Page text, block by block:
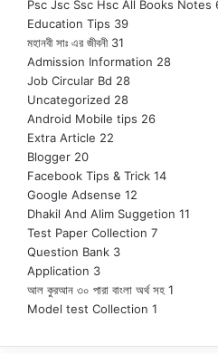
Psc Jsc Ssc Hsc All Books Notes
Education Tips 39
মহানবীসাঃ এর জীবনী 31
Admission Information 28
Job Circular Bd 28
Uncategorized 28
Android Mobile tips 26
Extra Article 22
Blogger 20
Facebook Tips & Trick 14
Google Adsense 12
Dhakil And Alim Suggetion 11
Test Paper Collection 7
Question Bank 3
Application 3
আল কুরআন ৩০ পারা বাংলা অর্থ সহ 1
Model test Collection 1